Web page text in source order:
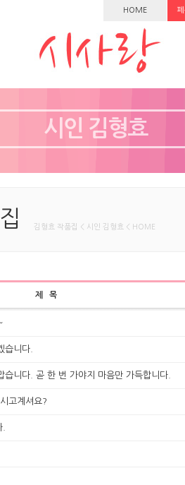
HOME
시인 김형효
김형효 작품집 < 시인 김형효 < HOME
제 목
습니다.
습니다. 곧 한 번 가야지 마음만 가득합니다.
고계셔요?